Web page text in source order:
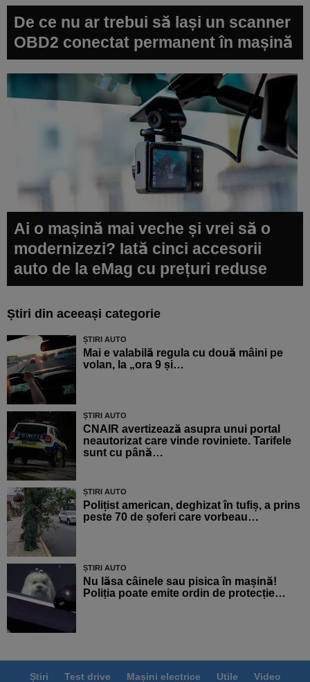
De ce nu ar trebui să lași un scanner
OBD2 conectat permanent în mașină
Ai o mașină mai veche și vrei să o
modernizezi? Iată cinci accesorii
auto de la eMag cu prețuri reduse
Știri din aceeași categorie
ȘTIRI AUTO
Mai e valabilă regula cu două mâini pe
volan, la „ora 9 și…
ȘTIRI AUTO
CNAIR avertizează asupra unui portal
neautorizat care vinde roviniete. Tarifele
sunt cu până…
ȘTIRI AUTO
Polițist american, deghizat în tufiș, a prins
peste 70 de șoferi care vorbeau…
ȘTIRI AUTO
Nu lăsa câinele sau pisica în mașină!
Poliția poate emite ordin de protecție…
Știri Test drive Mașini electrice Utile Video